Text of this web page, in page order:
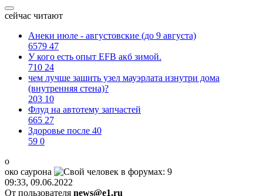
сейчас читают
Анеки июле - августовские (до 9 августа)
6579 47
У кого есть опыт EFB акб зимой.
710 24
чем лучше зашить узел мауэрлата изнутри дома
(внутренняя стена)?
203 10
Флуд на автотему запчастей
665 27
Здоровье после 40
59 0
о
око саурона
09:33, 09.06.2022
От пользователя news@e1.ru